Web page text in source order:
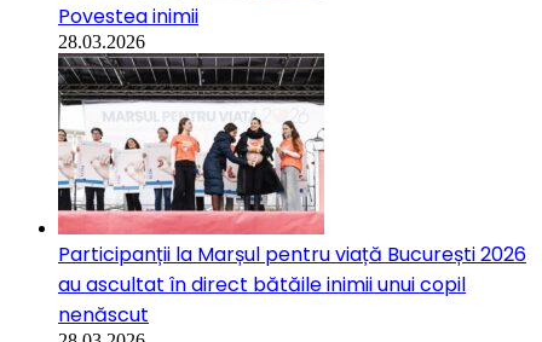
Povestea inimii
28.03.2026
Participanții la Marșul pentru viață București 2026
au ascultat în direct bătăile inimii unui copil
nenăscut